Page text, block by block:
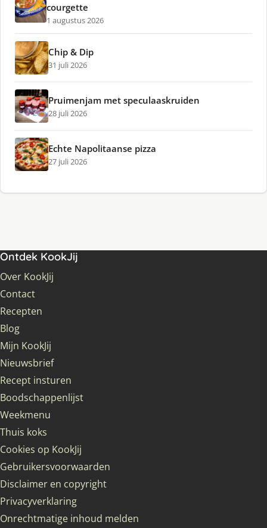
courgette
1 augustus 2026
Chip & Dip
31 juli 2026
Pruimenjam met speculaaskruiden
28 juli 2026
Echte Napolitaanse pizza
27 juli 2026
Ontdek KookJij
Over KookJij
Contact
Recepten
Blog
Mijn KookJij
Nieuwsbrief
Recept insturen
Boodschappenlijst
Weekmenu
Thuis koks
Cookies op KookJij
Gebruikersvoorwaarden
Disclaimer en copyright
Privacyverklaring
Onrechtmatige inhoud melden